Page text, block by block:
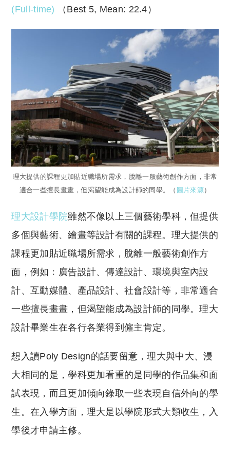
(Full-time)
（Best 5, Mean: 22.4）
理大提供的課程更加貼近職場所需求，脫離一般藝術創作方面，非常
適合一些擅長畫畫，但渴望能成為設計師的同學。（ 圖片來源）
理大設計學院雖然不像以上三個藝術學科，但提供
多個與藝術、繪畫等設計有關的課程。理大提供的
課程更加貼近職場所需求，脫離一般藝術創作方
面，例如﹕廣告設計、傳達設計、環境與室內設
計、互動媒體、產品設計、社會設計等，非常適合
一些擅長畫畫，但渴望能成為設計師的同學。理大
設計畢業生在各行各業得到僱主肯定。
想入讀Poly Design的話要留意，理大與中大、浸
大相同的是，學科更加看重的是同學的作品集和面
試表現，而且更加傾向錄取一些表現自信外向的學
生。在入學方面，理大是以學院形式大類收生，入
學後才申請主修。